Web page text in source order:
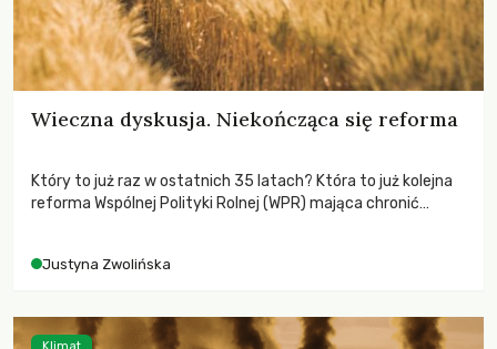
Wieczna dyskusja. Niekończąca się reforma
Który to już raz w ostatnich 35 latach? Która to już kolejna
reforma Wspólnej Polityki Rolnej (WPR) mająca chronić
Justyna Zwolińska